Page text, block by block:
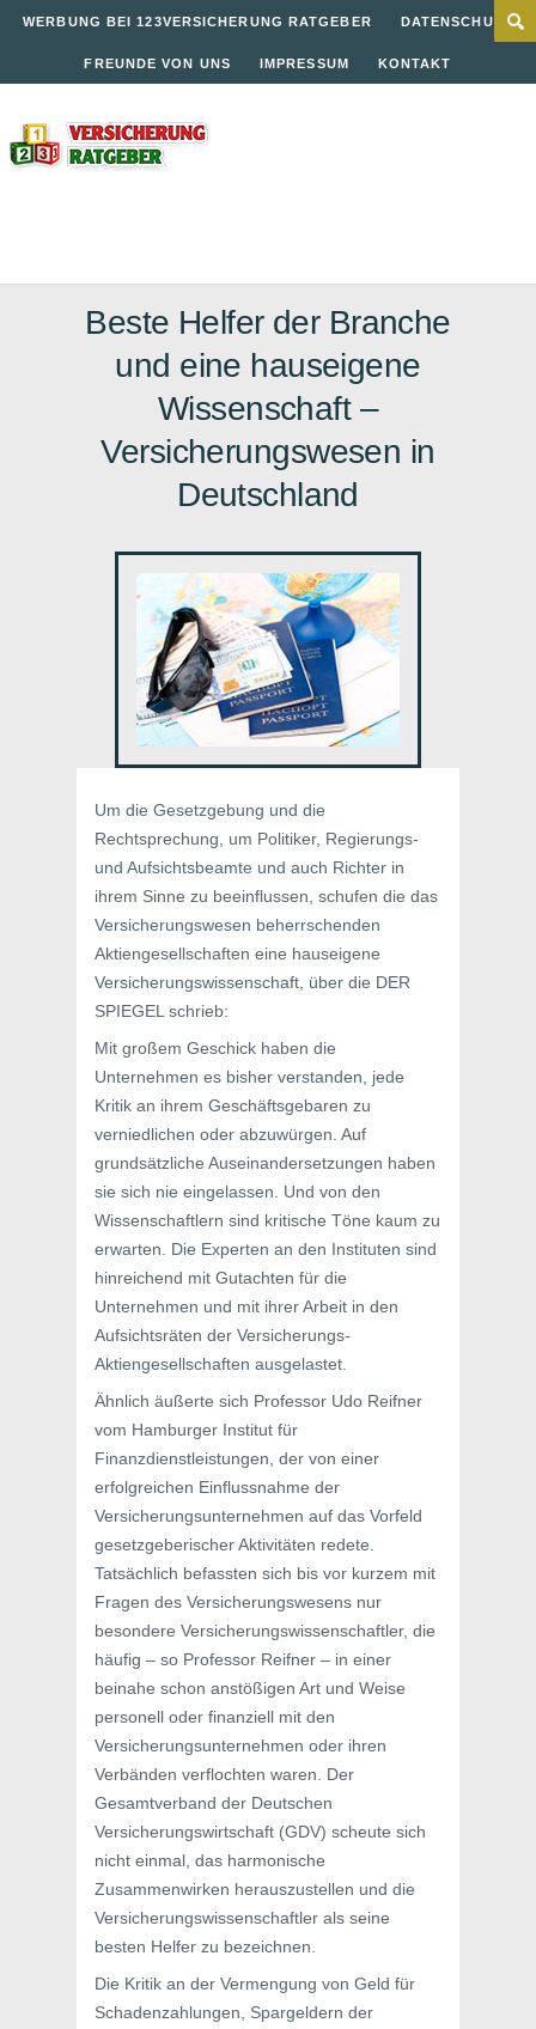
WERBUNG BEI 123VERSICHERUNG RATGEBER DATENSCHUTZ
FREUNDE VON UNS IMPRESSUM KONTAKT
Beste Helfer der Branche
und eine hauseigene
Wissenschaft –
Versicherungswesen in
Deutschland
Um die Gesetzgebung und die
Rechtsprechung, um Politiker, Regierungs-
und Aufsichtsbeamte und auch Richter in
ihrem Sinne zu beeinflussen, schufen die das
Versicherungswesen beherrschenden
Aktiengesellschaften eine hauseigene
Versicherungswissenschaft, über die DER
SPIEGEL schrieb:
Mit großem Geschick haben die
Unternehmen es bisher verstanden, jede
Kritik an ihrem Geschäftsgebaren zu
verniedlichen oder abzuwürgen. Auf
grundsätzliche Auseinandersetzungen haben
sie sich nie eingelassen. Und von den
Wissenschaftlern sind kritische Töne kaum zu
erwarten. Die Experten an den Instituten sind
hinreichend mit Gutachten für die
Unternehmen und mit ihrer Arbeit in den
Aufsichtsräten der Versicherungs-
Aktiengesellschaften ausgelastet.
Ähnlich äußerte sich Professor Udo Reifner
vom Hamburger Institut für
Finanzdienstleistungen, der von einer
erfolgreichen Einflussnahme der
Versicherungsunternehmen auf das Vorfeld
gesetzgeberischer Aktivitäten redete.
Tatsächlich befassten sich bis vor kurzem mit
Fragen des Versicherungswesens nur
besondere Versicherungswissenschaftler, die
häufig – so Professor Reifner – in einer
beinahe schon anstößigen Art und Weise
personell oder finanziell mit den
Versicherungsunternehmen oder ihren
Verbänden verflochten waren. Der
Gesamtverband der Deutschen
Versicherungswirtschaft (GDV) scheute sich
nicht einmal, das harmonische
Zusammenwirken herauszustellen und die
Versicherungswissenschaftler als seine
besten Helfer zu bezeichnen.
Die Kritik an der Vermengung von Geld für
Schadenzahlungen, Spargeldern der